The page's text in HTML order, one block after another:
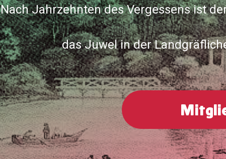
Nach Jahrzehnten des Vergessens ist
das Juwel in der